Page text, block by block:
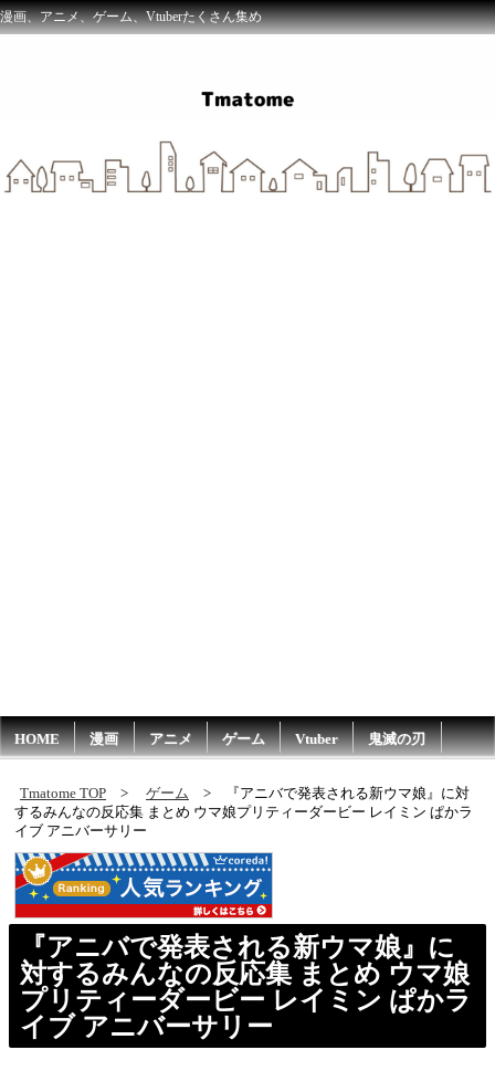
漫画、アニメ、ゲーム、Vtuberたくさん集め
HOME 漫画 アニメ ゲーム Vtuber 鬼滅の刃
Tmatome TOP ゲーム
『アニバで発表される新ウマ娘』に対
するみんなの反応集 まとめ ウマ娘プリティーダービー レイミン ぱかラ
イブ アニバーサリー
『アニバで発表される新ウマ娘』に
対するみんなの反応集 まとめ ウマ娘
プリティーダービー レイミン ぱかラ
イブ アニバーサリー